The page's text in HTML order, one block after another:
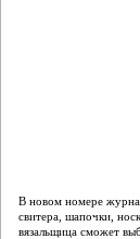
В новом номере
свитера, шапочки,
вязальщица сможет